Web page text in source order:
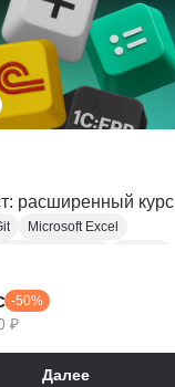
расширенный курс
Microsoft Excel
1С
-50%
₽
Далее